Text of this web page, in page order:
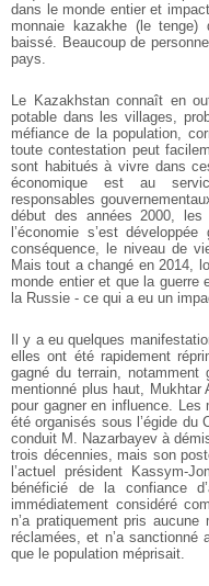
dans le monde entier et
monnaie kazakhe (le
baissé. Beaucoup de
pays.
Le Kazakhstan connaît en
potable dans les villages,
méfiance de la population,
toute contestation peut
sont habitués à vivre dans
économique est au
responsables
début des années 2000,
l’économie s’est
conséquence, le niveau de
Mais tout a changé en 2014,
monde entier et que la guerre
la Russie - ce qui a eu un
Il y a eu quelques
elles ont été rapidement
gagné du terrain, notamment
mentionné plus haut,
pour gagner en influence. Les
été organisés sous l’égide du
conduit M. Nazarbayev à
trois décennies, mais son
l’actuel président Kassym-
bénéficié de la confiance
immédiatement considéré
n’a pratiquement pris
réclamées, et n’a sanctionné
que le population méprisait.